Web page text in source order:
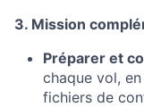
3. Mission
Préparer et
chaque vol,
fichiers de